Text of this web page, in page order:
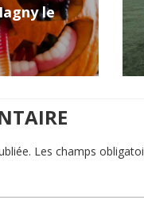
le
Les champs